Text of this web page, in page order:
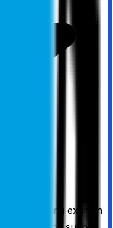
my driving exam in